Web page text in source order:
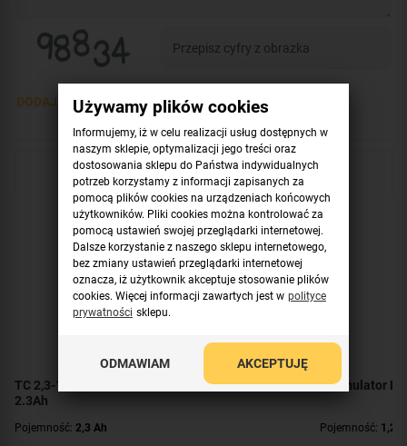
DODAJ OPINIĘ >
Sprawdź również
TC 2,3-12 TECHNOCELL Akumulator AGM 12V
2.3Ah
Pojemność: 2,3 Ah
Akumulator EP
Pojemność: 1,2
Używamy plików cookies
Informujemy, iż w celu realizacji usług dostępnych w
naszym sklepie, optymalizacji jego treści oraz
dostosowania sklepu do Państwa indywidualnych
potrzeb korzystamy z informacji zapisanych za
pomocą plików cookies na urządzeniach końcowych
użytkowników. Pliki cookies można kontrolować za
pomocą ustawień swojej przeglądarki internetowej.
Dalsze korzystanie z naszego sklepu internetowego,
bez zmiany ustawień przeglądarki internetowej
oznacza, iż użytkownik akceptuje stosowanie plików
cookies. Więcej informacji zawartych jest w polityce
prywatności sklepu.
ODMAWIAM AKCEPTUJĘ